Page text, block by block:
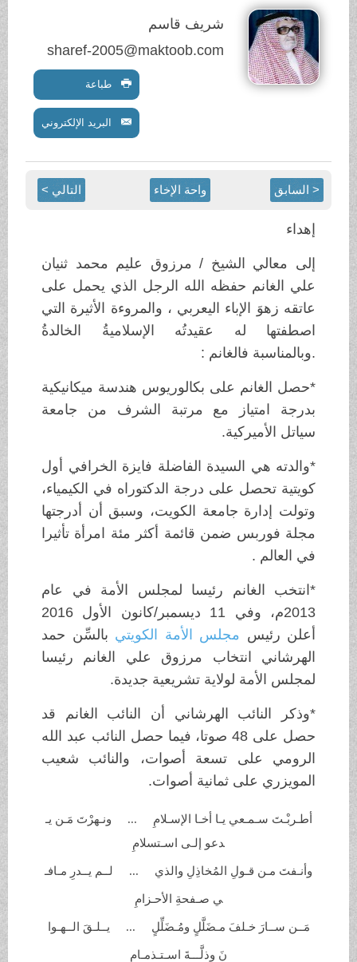
شريف قاسم
sharef-2005@maktoob.com
طباعة
البريد الإلكتروني
< السابق واحة الإخاء التالي >
إهداء
إلى معالي الشيخ / مرزوق عليم محمد ثنيان
علي الغانم حفظه الله الرجل الذي يحمل على
عاتقه زهوَ الإباء اليعربي ، والمروءة الأثيرة التي
اصطفتها له عقيدتُه الإسلاميةُ الخالدةُ
.وبالمناسبة فالغانم :
*حصل الغانم على بكالوريوس هندسة ميكانيكية
بدرجة امتياز مع مرتبة الشرف من جامعة
سياتل الأميركية.
*والدته هي السيدة الفاضلة فايزة الخرافي أول
كويتية تحصل على درجة الدكتوراه في الكيمياء،
وتولت إدارة جامعة الكويت، وسبق أن أدرجتها
مجلة فوربس ضمن قائمة أكثر مئة امرأة تأثيرا
في العالم .
*انتخب الغانم رئيسا لمجلس الأمة في عام
2013م، وفي 11 ديسمبر/كانون الأول 2016
أعلن رئيسمجلس الأمة الكويتيبالسِّن حمد
الهرشاني انتخاب مرزوق علي الغانم رئيسا
لمجلس الأمة لولاية تشريعية جديدة.
*وذكر النائب الهرشاني أن النائب الغانم قد
حصل على 48 صوتا، فيما حصل النائب عبد الله
الرومي على تسعة أصوات، والنائب شعيب
المويزري على ثمانية أصوات.
أطـربْـتَ سـمـعي يـا أخـا الإسـلامِ ... ونـهرْتَ مَـن يـ
دعو إلـىاسـتسلامِ
وأنـفتَ مـن قـولِ المُخاذِلِوالذي ... لــم يــدرِ مـافـ
ي صـفحةِالأحـزامِ
مَــن ســارَ خـلفَ مـضَلَّلٍومُـضَلِّلٍ ... يــلـقَ الــهـوا
نَ وذلَّـــةَ اسـتـذمـامِ